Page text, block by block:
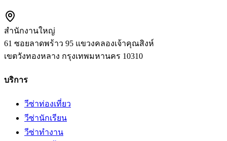
สำนักงานใหญ่
61 ซอยลาดพร้าว 95 แขวงคลองเจ้าคุณสิงห์
เขตวังทองหลาง กรุงเทพมหานคร 10310
บริการ
วีซ่าท่องเที่ยว
วีซ่านักเรียน
วีซ่าทำงาน